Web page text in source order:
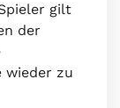
gilt
der
wieder zu